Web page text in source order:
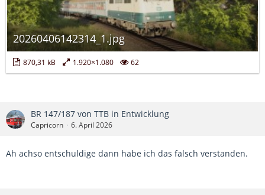
20260406142314_1.jpg
870,31 kB 1.920×1.080 62
BR 147/187 von TTB in Entwicklung
Capricorn 6. April 2026
Ah achso entschuldige dann habe ich das falsch verstanden.